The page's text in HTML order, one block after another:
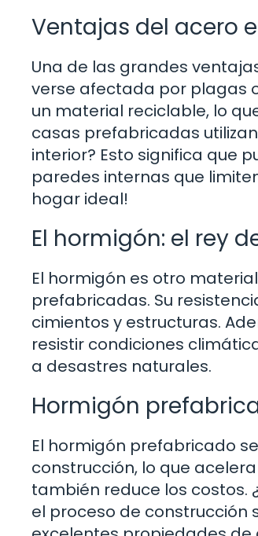
Ventajas del acero
Una de las grandes
verse afectada por plagas
un material reciclable, lo
casas prefabricadas
interior? Esto significa que
paredes internas que
hogar ideal!
El hormigón: el rey
El hormigón es otro
prefabricadas. Su
cimientos y estructuras.
resistir condiciones
a desastres naturales.
Hormigón
El hormigón prefabricado
construcción, lo que
también reduce los costos.
el proceso de construcción